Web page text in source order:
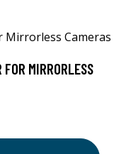
MIRRORLESS